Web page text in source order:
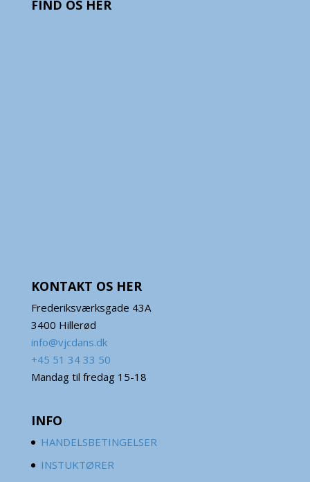
FIND OS HER
KONTAKT OS HER
Frederiksværksgade 43A
3400 Hillerød
info@vjcdans.dk
+45 51 34 33 50
Mandag til fredag 15-18
INFO
HANDELSBETINGELSER
INSTUKTØRER